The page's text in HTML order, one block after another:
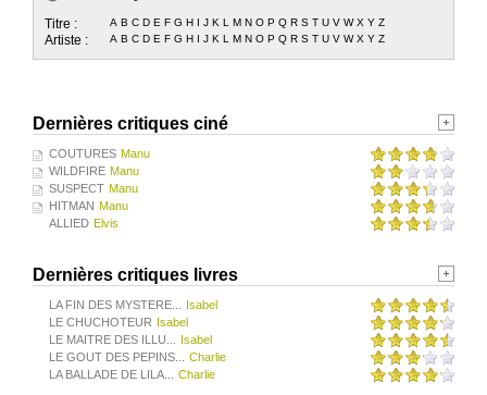
Titre : A B C D E F G H I J K L M N O P Q R S T U V W X Y Z
Artiste : A B C D E F G H I J K L M N O P Q R S T U V W X Y Z
Dernières critiques ciné
COUTURES Manu
WILDFIRE Manu
SUSPECT Manu
HITMAN Manu
ALLIED Elvis
Dernières critiques livres
LA FIN DES MYSTERE...
Isabel
LE CHUCHOTEUR Isabel
LE MAITRE DES ILLU...
Isabel
LE GOUT DES PEPINS...
Charlie
LA BALLADE DE LILA...
Charlie